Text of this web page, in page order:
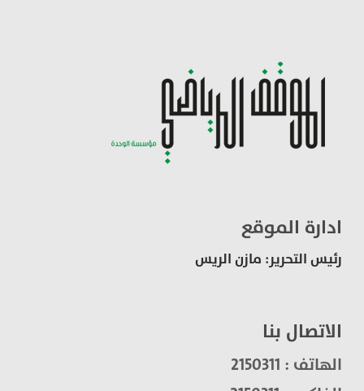
ادارة الموقع
رئيس التحرير: مازن الريس
الاتصال بنا
الهاتف : 2150311